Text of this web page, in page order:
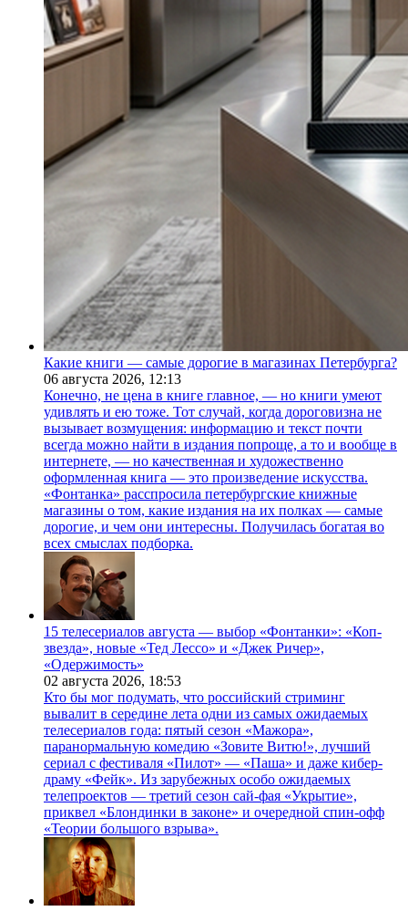
Какие книги — самые дорогие в магазинах Петербурга?
06 августа 2026, 12:13
Конечно, не цена в книге главное, — но книги умеют
удивлять и ею тоже. Тот случай, когда дороговизна не
вызывает возмущения: информацию и текст почти
всегда можно найти в издания попроще, а то и вообще в
интернете, — но качественная и художественно
оформленная книга — это произведение искусства.
«Фонтанка» расспросила петербургские книжные
магазины о том, какие издания на их полках — самые
дорогие, и чем они интересны. Получилась богатая во
всех смыслах подборка.
15 телесериалов августа — выбор «Фонтанки»: «Коп-
звезда», новые «Тед Лессо» и «Джек Ричер»,
«Одержимость»
02 августа 2026, 18:53
Кто бы мог подумать, что российский стриминг
вывалит в середине лета одни из самых ожидаемых
телесериалов года: пятый сезон «Мажора»,
паранормальную комедию «Зовите Витю!», лучший
сериал с фестиваля «Пилот» — «Паша» и даже кибер-
драму «Фейк». Из зарубежных особо ожидаемых
телепроектов — третий сезон сай-фая «Укрытие»,
приквел «Блондинки в законе» и очередной спин-офф
«Теории большого взрыва».